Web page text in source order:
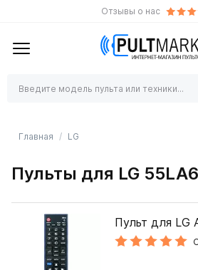
Отзывы о нас
Главная LG
Пульты для LG
Пульт для LG